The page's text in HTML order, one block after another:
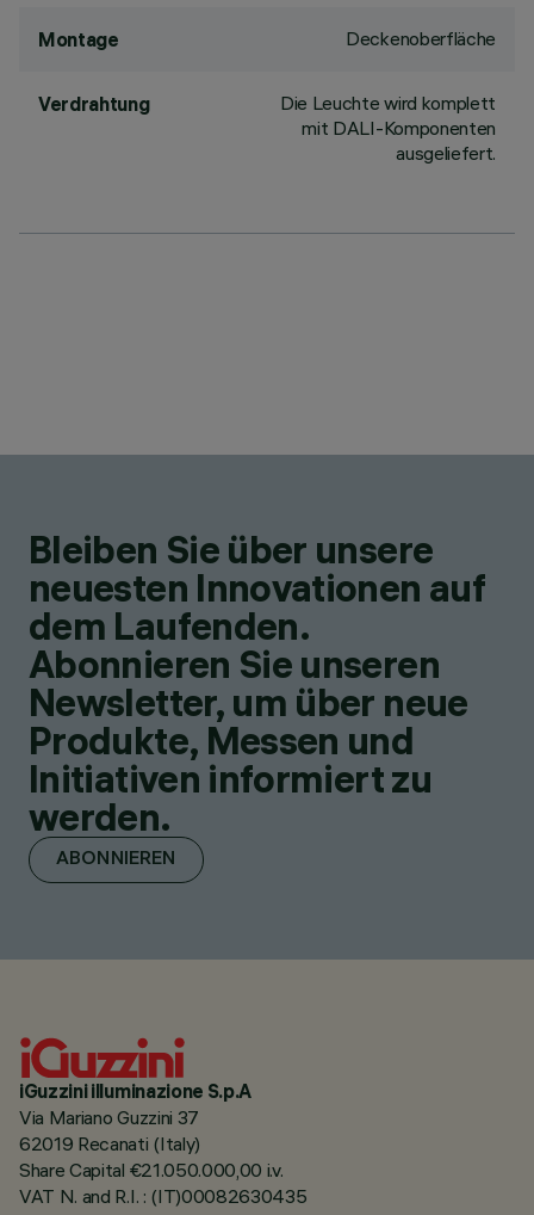
Montage Deckenoberfläche
Verdrahtung
Die Leuchte wird komplett
mit DALI-Komponenten
ausgeliefert.
Bleiben Sie über unsere
neuesten Innovationen auf
dem Laufenden.
Abonnieren Sie unseren
Newsletter, um über neue
Produkte, Messen und
Initiativen informiert zu
werden.
ABONNIEREN
iGuzzini illuminazione S.p.A
Via Mariano Guzzini 37
62019 Recanati (Italy)
Share Capital €21.050.000,00 i.v.
VAT N. and R.I. : (IT)00082630435